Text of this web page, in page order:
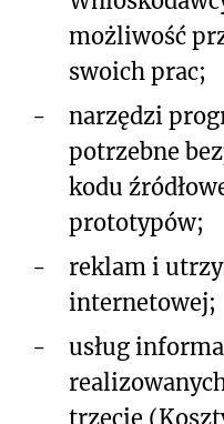
możliwość
swoich prac;
-
narzędzi
potrzebne
kodu
prototypów;
-
reklam i
internetowej;
-
usług
trzecie